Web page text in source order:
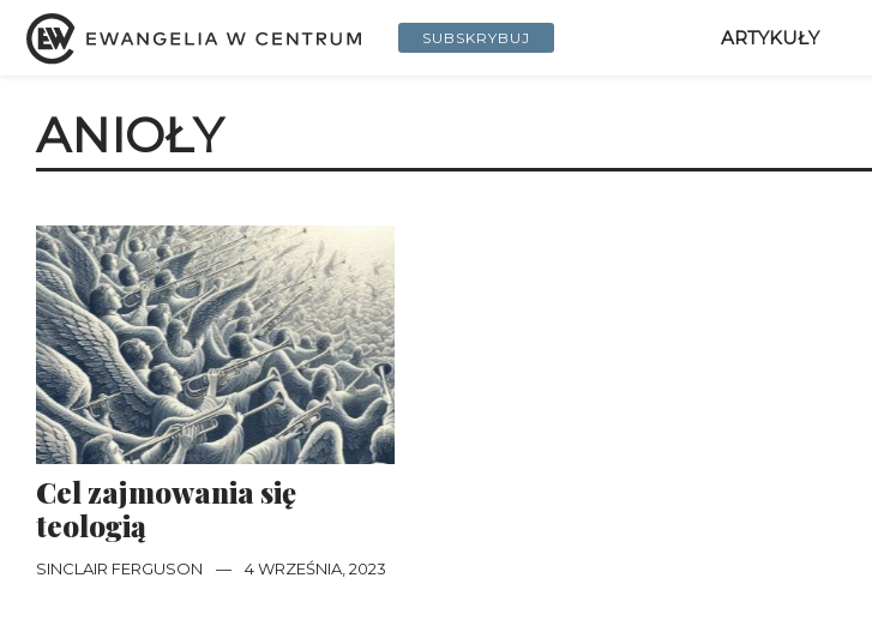
SUBSKRYBUJ ARTYKUŁY
ANIOŁY
Cel zajmowania się
teologią
SINCLAIR FERGUSON — 4 WRZEŚNIA, 2023